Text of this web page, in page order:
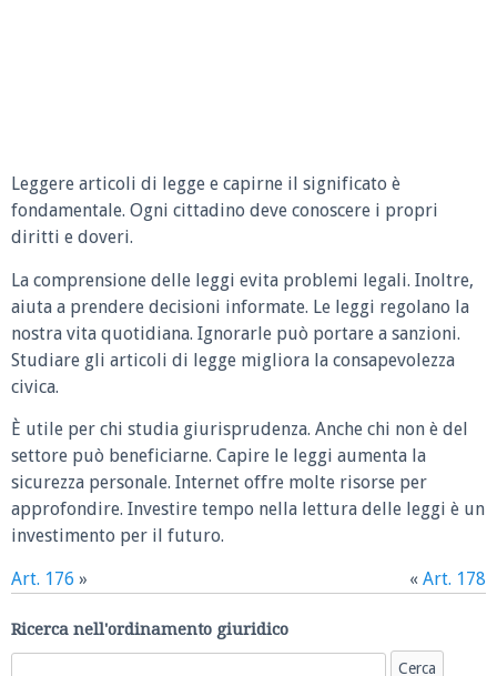
Leggere articoli di legge e capirne il significato è
fondamentale. Ogni cittadino deve conoscere i propri
diritti e doveri.
La comprensione delle leggi evita problemi legali. Inoltre,
aiuta a prendere decisioni informate. Le leggi regolano la
nostra vita quotidiana. Ignorarle può portare a sanzioni.
Studiare gli articoli di legge migliora la consapevolezza
civica.
È utile per chi studia giurisprudenza. Anche chi non è del
settore può beneficiarne. Capire le leggi aumenta la
sicurezza personale. Internet offre molte risorse per
approfondire. Investire tempo nella lettura delle leggi è un
investimento per il futuro.
Art. 176 » « Art. 178
Ricerca nell'ordinamento giuridico